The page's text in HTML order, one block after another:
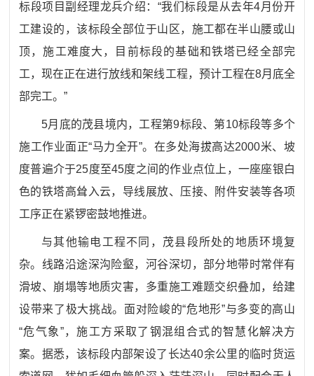
标段项目副经理龙兵介绍：“我们标段是从去年4月份开
工建设的，该标段全部位于山区，施工都在半山腰或山
顶，施工难度大，目前标段的基础和铁塔已经全部完
工，现在正在进行放线和架线工程，预计工程在8月底全
部完工。”
5月底的茂县境内，工程第9标段、第10标段等多个
施工作业面正“马力全开”。在多处海拔高达2000米、坡
度普遍介于25度至45度之间的作业点位上，一座座银白
色的铁塔高耸入云，导线展放、压接、附件安装等各项
工序正在紧锣密鼓地推进。
与其他输电工程不同，茂县段所处的地质环境复
杂。线路沿途深沟险壑，河谷深切，部分地带时常伴有
滑坡、崩塌等地质灾害，多重施工难题交织叠加，给建
设带来了极大挑战。面对险峻的“危地形”与多变的高山
“危气象”，施工方采取了钢混组合式的智慧化解决方
案。据悉，该标段内部架设了长达40余公里的临时货运